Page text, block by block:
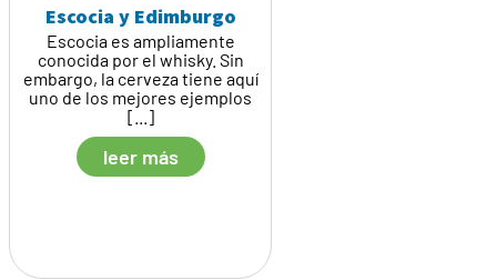
Escocia y Edimburgo
Escocia es ampliamente
conocida por el whisky. Sin
embargo, la cerveza tiene aquí
uno de los mejores ejemplos
[...]
leer más